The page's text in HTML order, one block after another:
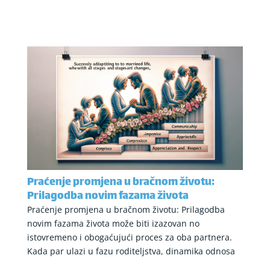
Praćenje promjena u bračnom životu:
Prilagodba novim fazama života
Praćenje promjena u bračnom životu: Prilagodba
novim fazama života može biti izazovan no
istovremeno i obogaćujući proces za oba partnera.
Kada par ulazi u fazu roditeljstva, dinamika odnosa